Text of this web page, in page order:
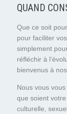
QUAND
Que ce soit
pour faciliter
simplement
réfléchir à
bienvenus à
Nous vous
que soient
culturelle,